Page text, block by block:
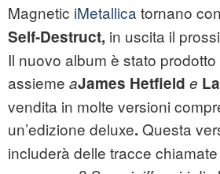
Magnetic iMetallica tornano con
Self-Destruct, in uscita il
Il nuovo album è stato
assieme aJames Hetfield e
vendita in molte versioni
un’edizione deluxe. Questa
includerà delle tracce